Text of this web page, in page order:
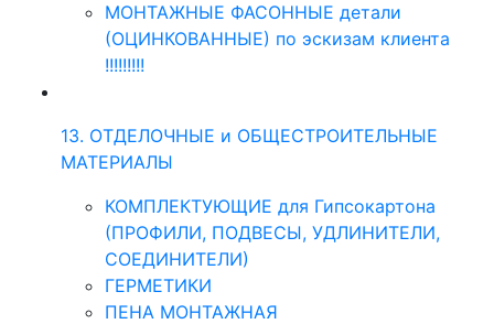
МОНТАЖНЫЕ ФАСОННЫЕ детали
(ОЦИНКОВАННЫЕ) по эскизам клиента
!!!!!!!!!
13. ОТДЕЛОЧНЫЕ и ОБЩЕСТРОИТЕЛЬНЫЕ
МАТЕРИАЛЫ
КОМПЛЕКТУЮЩИЕ для Гипсокартона
(ПРОФИЛИ, ПОДВЕСЫ, УДЛИНИТЕЛИ,
СОЕДИНИТЕЛИ)
ГЕРМЕТИКИ
ПЕНА МОНТАЖНАЯ